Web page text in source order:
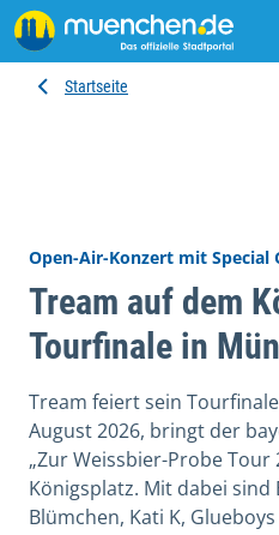
Startseite
Open-Air-Konzert mit Special
Tream auf dem
Tourfinale in
Tream feiert sein
August 2026, bringt der
„Zur Weissbier-Probe
Königsplatz. Mit dabei sind
Blümchen, Kati K,